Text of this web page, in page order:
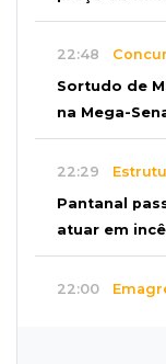
22:48
Sortudo de
na Mega-
22:29
Pantanal
atuar em
22:00